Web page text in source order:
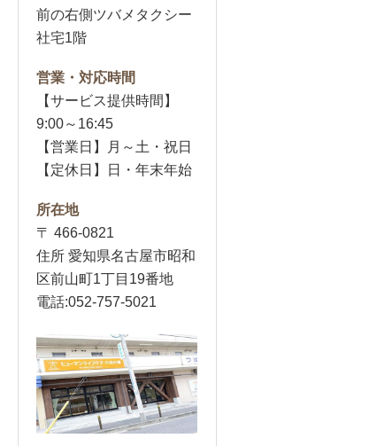
前の右側ツバメタクシー
社宅1階
営業・対応時間
【サービス提供時間】
9:00～16:45
【営業日】月～土・祝日
【定休日】日・年末年始
所在地
〒 466-0821
住所 愛知県名古屋市昭和
区前山町1丁目19番地
電話:052-757-5021